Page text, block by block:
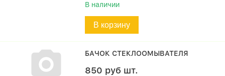
В наличии
В корзину
БАЧОК СТЕКЛООМЫВАТЕЛЯ
850 руб шт.